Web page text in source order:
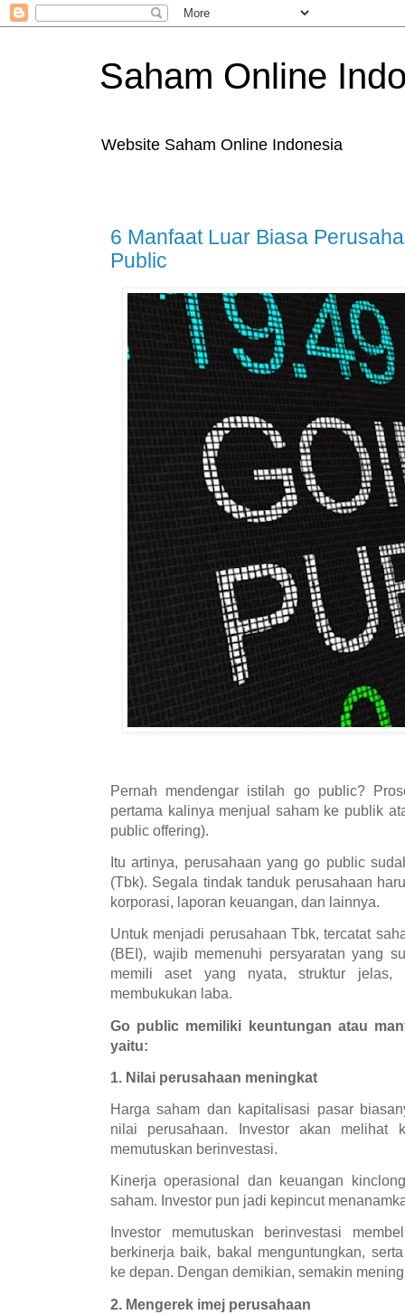
Saham Online
Website Saham Online Indonesia
6 Manfaat Luar Biasa
Public
Pernah mendengar istilah go public?
pertama kalinya menjual saham ke publik
public offering).
Itu artinya, perusahaan yang go public
(Tbk). Segala tindak tanduk perusahaan
korporasi, laporan keuangan, dan lainnya.
Untuk menjadi perusahaan Tbk, tercatat
(BEI), wajib memenuhi persyaratan yang
memili aset yang nyata, struktur jelas,
membukukan laba.
Go public memiliki keuntungan atau
yaitu:
1. Nilai perusahaan meningkat
Harga saham dan kapitalisasi pasar
nilai perusahaan. Investor akan melihat
memutuskan berinvestasi.
Kinerja operasional dan keuangan
saham. Investor pun jadi kepincut
Investor memutuskan berinvestasi
berkinerja baik, bakal menguntungkan,
ke depan. Dengan demikian, semakin
2. Mengerek imej perusahaan